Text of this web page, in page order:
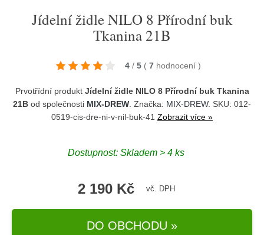
Jídelní židle NILO 8 Přírodní buk
Tkanina 21B
4 / 5 ( 7 hodnocení )
Prvotřídní produkt Jídelní židle NILO 8 Přírodní buk Tkanina
21B od společnosti MIX-DREW . Značka: MIX-DREW. SKU: 012-
0519-cis-dre-ni-v-nil-buk-41 Zobrazit více »
Dostupnost: Skladem > 4 ks
2 190 Kč vč. DPH
DO OBCHODU »